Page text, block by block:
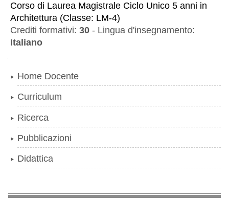
Corso di Laurea Magistrale Ciclo Unico 5 anni in
Architettura(Classe: LM-4)
Crediti formativi: 30- Lingua d'insegnamento:
Italiano
Home Docente
Curriculum
Ricerca
Pubblicazioni
Didattica